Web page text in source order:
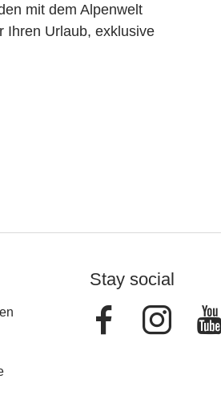
mit dem Alpenwelt
Ihren Urlaub, exklusive
Stay social
FacebookInstagram